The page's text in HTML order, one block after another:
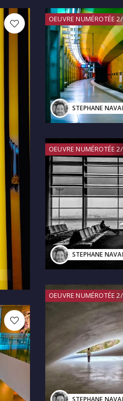
OEUVRE NUMÉROTÉE
STEPHANE
OEUVRE NUMÉROTÉE
STEPHANE
OEUVRE NUMÉROTÉE